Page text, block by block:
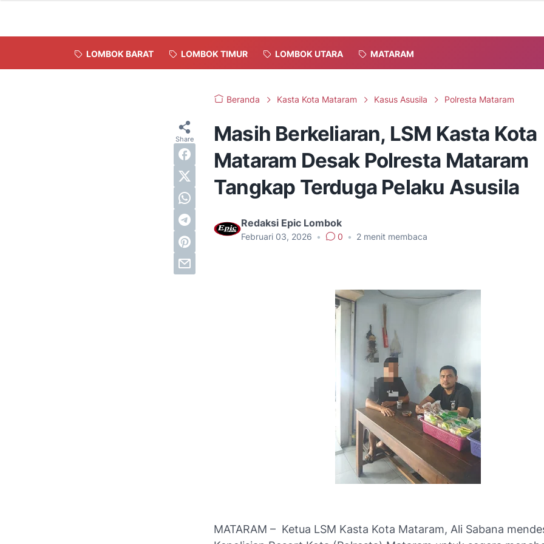
LOMBOK BARAT LOMBOK TIMUR LOMBOK UTARA MATARAM
Beranda Kasta Kota Mataram Kasus Asusila Polresta Mataram
Masih Berkeliaran, LSM Kasta Kota
Mataram Desak Polresta Mataram
Tangkap Terduga Pelaku Asusila
Redaksi Epic Lombok
Februari 03, 2026 • 0 • 2 menit membaca
MATARAM – Ketua LSM Kasta Kota Mataram, Ali Sabana